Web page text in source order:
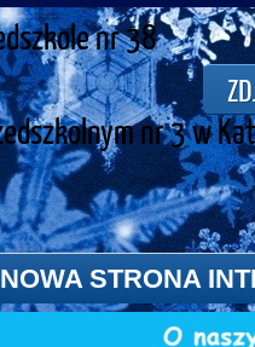
nr 38
nr 3 w
NOWA STRONA